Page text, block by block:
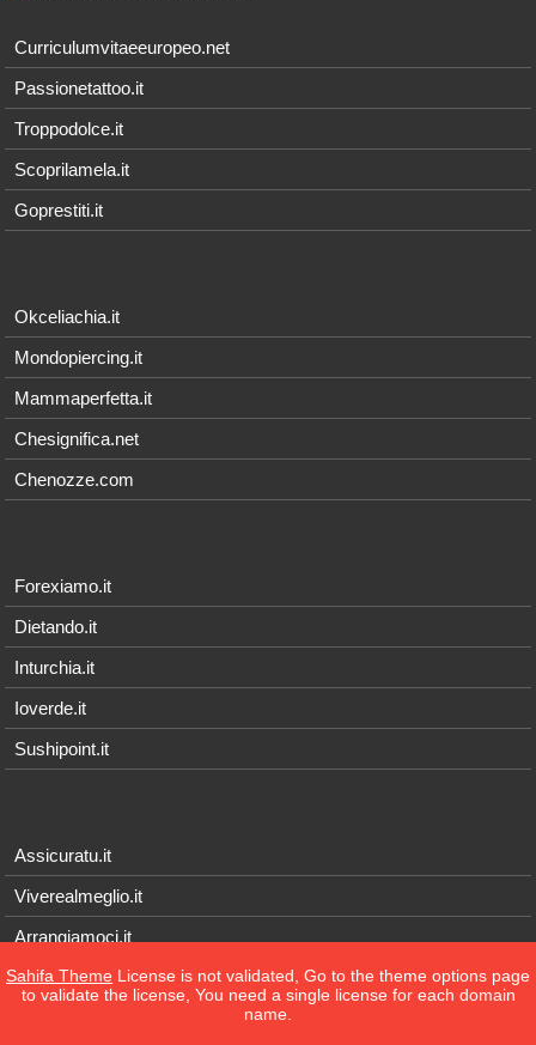
Curriculumvitaeeuropeo.net
Passionetattoo.it
Troppodolce.it
Scoprilamela.it
Goprestiti.it
Okceliachia.it
Mondopiercing.it
Mammaperfetta.it
Chesignifica.net
Chenozze.com
Forexiamo.it
Dietando.it
Inturchia.it
Ioverde.it
Sushipoint.it
Assicuratu.it
Viverealmeglio.it
Arrangiamoci.it
Tecnichef.it
Sahifa Theme License is not validated, Go to the theme options page
to validate the license, You need a single license for each domain
name.